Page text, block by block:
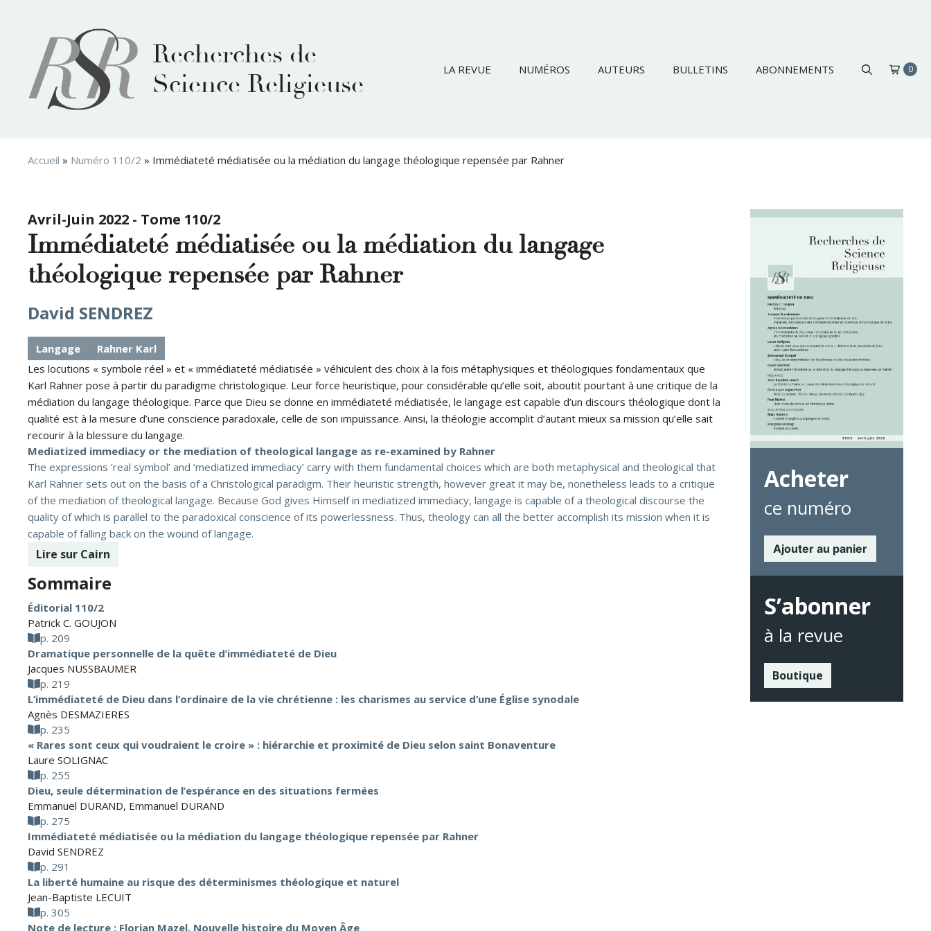
Recherches de
Science Religieuse
0
LA REVUE NUMÉROS AUTEURS BULLETINS ABONNEMENTS
Accueil » Numéro 110/2 » Immédiateté médiatisée ou la médiation du langage théologique repensée par Rahner
Avril-Juin 2022 - Tome 110/2
Immédiateté médiatisée ou la médiation du langage
théologique repensée par Rahner
David SENDREZ
Langage
Rahner Karl
Les locutions « symbole réel » et « immédiateté médiatisée » véhiculent des choix à la fois métaphysiques et théologiques fondamentaux que
Karl Rahner pose à partir du paradigme christologique. Leur force heuristique, pour considérable qu’elle soit, aboutit pourtant à une critique de la
médiation du langage théologique. Parce que Dieu se donne en immédiateté médiatisée, le langage est capable d’un discours théologique dont la
qualité est à la mesure d’une conscience paradoxale, celle de son impuissance. Ainsi, la théologie accomplit d’autant mieux sa mission qu’elle sait
recourir à la blessure du langage.
Mediatized immediacy or the mediation of theological langage as re-examined by Rahner
The expressions ‘real symbol’ and ‘mediatized immediacy’ carry with them fundamental choices which are both metaphysical and theological that
Karl Rahner sets out on the basis of a Christological paradigm. Their heuristic strength, however great it may be, nonetheless leads to a critique
of the mediation of theological langage. Because God gives Himself in mediatized immediacy, langage is capable of a theological discourse the
quality of which is parallel to the paradoxical conscience of its powerlessness. Thus, theology can all the better accomplish its mission when it is
capable of falling back on the wound of langage.
Lire sur Cairn
Sommaire
Éditorial 110/2
Patrick C. GOUJON
p. 209
Dramatique personnelle de la quête d’immédiateté de Dieu
Jacques NUSSBAUMER
p. 219
L’immédiateté de Dieu dans l’ordinaire de la vie chrétienne : les charismes au service d’une Église synodale
Agnès DESMAZIERES
p. 235
« Rares sont ceux qui voudraient le croire » : hiérarchie et proximité de Dieu selon saint Bonaventure
Laure SOLIGNAC
p. 255
Dieu, seule détermination de l’espérance en des situations fermées
Emmanuel DURAND, Emmanuel DURAND
p. 275
Immédiateté médiatisée ou la médiation du langage théologique repensée par Rahner
David SENDREZ
p. 291
La liberté humaine au risque des déterminismes théologique et naturel
Jean-Baptiste LECUIT
p. 305
Note de lecture : Florian Mazel, Nouvelle histoire du Moyen Âge
Acheter
ce numéro
Ajouter au panier
S’abonner
à la revue
Boutique